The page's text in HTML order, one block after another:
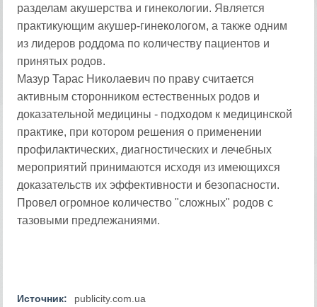
разделам акушерства и гинекологии. Является
практикующим акушер-гинекологом, а также одним
из лидеров роддома по количеству пациентов и
принятых родов.
Мазур Тарас Николаевич по праву считается
активным сторонником естественных родов и
доказательной медицины - подходом к медицинской
практике, при котором решения о применении
профилактических, диагностических и лечебных
мероприятий принимаются исходя из имеющихся
доказательств их эффективности и безопасности.
Провел огромное количество "сложных" родов с
тазовыми предлежаниями.
Источник: publicity.com.ua